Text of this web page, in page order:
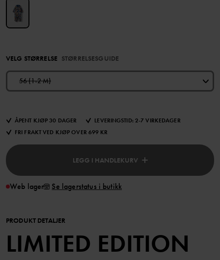
VELG STØRRELSE STØRRELSESGUIDE
56 (1-2 M)
ÅPENT KJØP 30 DAGER
LEVERINGSTID: 2-7 VIRKEDAGER
FRI FRAKT VED KJØP OVER 699 KR
LEGG I HANDLEKURV
Web lager Se lagerstatus i butikk
PRODUKT DETALJER
LIMITED EDITION